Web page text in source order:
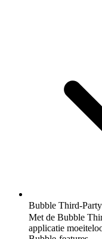
Bubble Third-
Met de Bubble
applicatie